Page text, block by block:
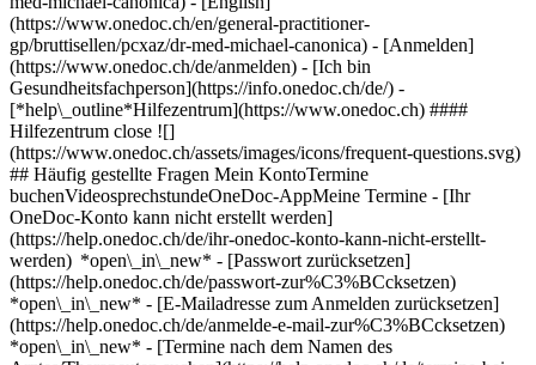
(https://www.onedoc.ch/en/general-practitioner-
gp/bruttisellen/pcxaz/dr-med-michael-canonica) - [Anmelden]
(https://www.onedoc.ch/de/anmelden) - [Ich bin
Gesundheitsfachperson](https://info.onedoc.ch/de/) -
[*help\_outline*Hilfezentrum](https://www.onedoc.ch) ####
Hilfezentrum close ![]
(https://www.onedoc.ch/assets/images/icons/frequent-questions.svg)
## Häufig gestellte Fragen Mein KontoTermine
buchenVideosprechstundeOneDoc-AppMeine Termine - [Ihr
OneDoc-Konto kann nicht erstellt werden]
(https://help.onedoc.ch/de/ihr-onedoc-konto-kann-nicht-erstellt-
werden) *open\_in\_new* - [Passwort zurücksetzen]
(https://help.onedoc.ch/de/passwort-zur%C3%BCcksetzen)
*open\_in\_new* - [E-Mailadresse zum Anmelden zurücksetzen]
(https://help.onedoc.ch/de/anmelde-e-mail-zur%C3%BCcksetzen)
*open\_in\_new* - [Termine nach dem Namen des